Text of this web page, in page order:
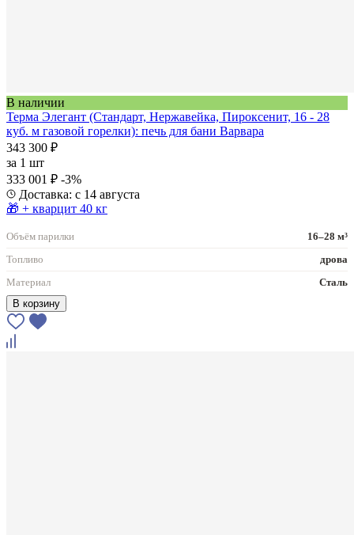
В наличии
Терма Элегант (Стандарт, Нержавейка, Пироксенит, 16 - 28
куб. м газовой горелки): печь для бани Варвара
343 300 ₽
за 1 шт
333 001 ₽ -3%
Доставка: с 14 августа
🎁 + кварцит 40 кг
Объём парилки
16–28 м³
Топливо
дрова
Материал
Сталь
В корзину